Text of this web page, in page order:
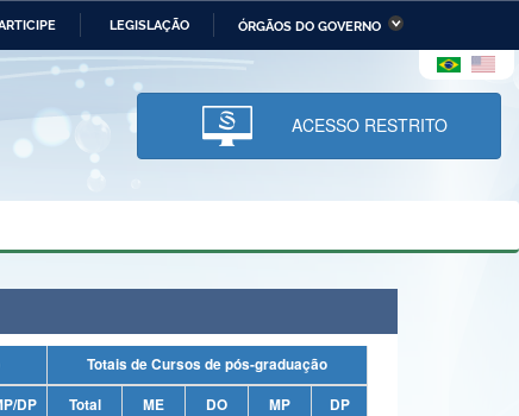
LEGISLAÇÃO ÓRGÃOS DO GOVERNO
da Economia Ministério da Infraestrutura
Ministério da Ciência,
Tecnologia, Inovações e
Comunicações
Humanos
ACESSO RESTRITO
Totais de Cursos de pós-graduação
DP Total ME DO MP
DP